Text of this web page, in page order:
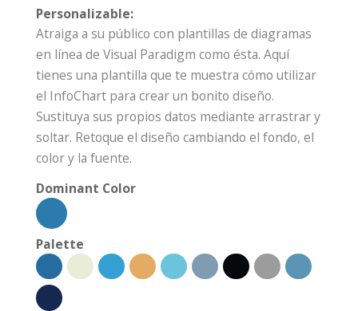
Personalizable:
Atraiga a su público con plantillas de diagramas
en línea de Visual Paradigm como ésta. Aquí
tienes una plantilla que te muestra cómo utilizar
el InfoChart para crear un bonito diseño.
Sustituya sus propios datos mediante arrastrar y
soltar. Retoque el diseño cambiando el fondo, el
color y la fuente.
Dominant Color
Palette